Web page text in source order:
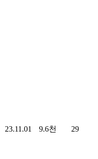
23.11.01 9.6천 29